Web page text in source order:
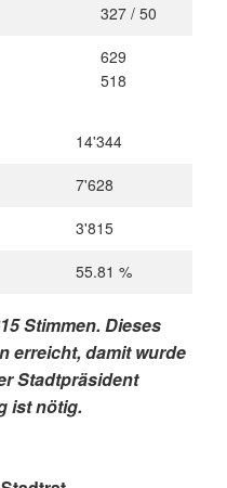
327 / 50
629
518
14'344
7'628
3'815
55.81 %
Stimmen. Dieses
erreicht, damit wurde
Stadtpräsident
ist nötig.